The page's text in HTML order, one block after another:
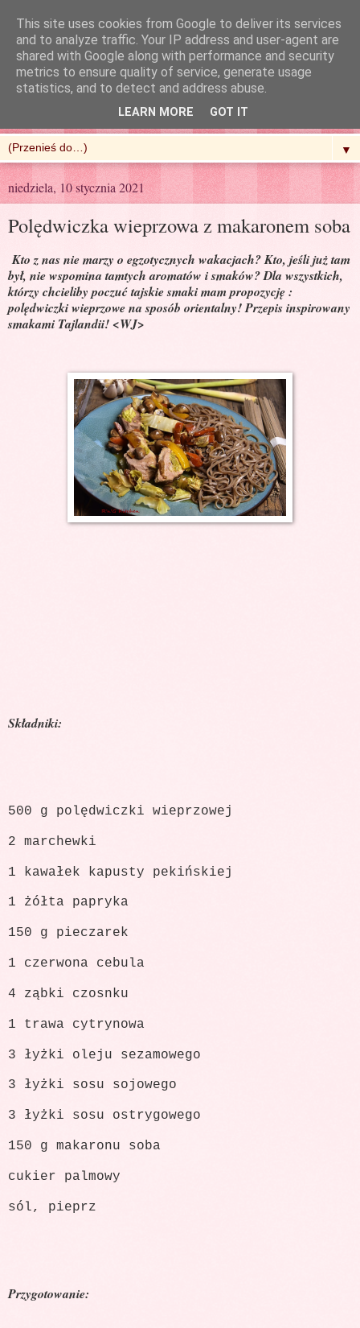
R'n'G Kitchen
▼
niedziela, 10 stycznia 2021
Polędwiczka wieprzowa z makaronem soba
Kto z nas nie marzy o egzotycznych wakacjach? Kto, jeśli już tam
był, nie wspomina tamtych aromatów i smaków? Dla wszystkich,
którzy chcieliby poczuć tajskie smaki mam propozycję :
polędwiczki wieprzowe na sposób orientalny! Przepis inspirowany
smakami Tajlandii! <WJ>
Składniki:
500 g polędwiczki wieprzowej
2 marchewki
1 kawałek kapusty pekińskiej
1 żółta papryka
150 g pieczarek
1 czerwona cebula
4 ząbki czosnku
1 trawa cytrynowa
3 łyżki oleju sezamowego
3 łyżki sosu sojowego
3 łyżki sosu ostrygowego
150 g makaronu soba
cukier palmowy
sól, pieprz
Przygotowanie:
This site uses cookies from Google to deliver its services
and to analyze traffic. Your IP address and user-agent are
shared with Google along with performance and security
metrics to ensure quality of service, generate usage
statistics, and to detect and address abuse.
LEARN MORE GOT IT